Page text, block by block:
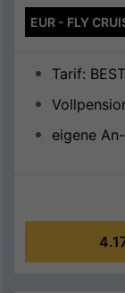
EUR - FLY
Tarif:
eigene